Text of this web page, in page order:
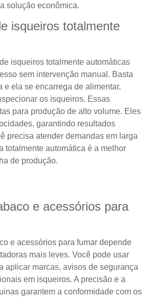
solução econômica.
isqueiros totalmente
isqueiros totalmente automáticas
sem intervenção manual. Basta
e ela se encarrega de alimentar,
os isqueiros. Essas
para produção de alto volume. Eles
garantindo resultados
precisa atender demandas em larga
totalmente automática é a melhor
de produção.
e acessórios para
e acessórios para fumar depende
mais leves. Você pode usar
aplicar marcas, avisos de segurança
em isqueiros. A precisão e a
garantem a conformidade com os